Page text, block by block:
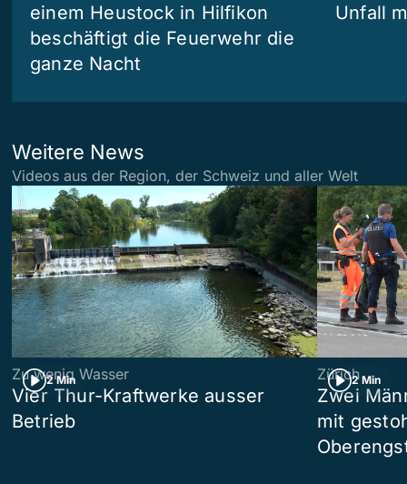
einem Heustock in Hilfikon
beschäftigt die Feuerwehr die
ganze Nacht
Unfall
Weitere News
Videos aus der Region, der Schweiz und aller Welt
2 Min
Zu wenig Wasser
Vier Thur-Kraftwerke ausser
Betrieb
2 Min
Zürich
Zwei
mit